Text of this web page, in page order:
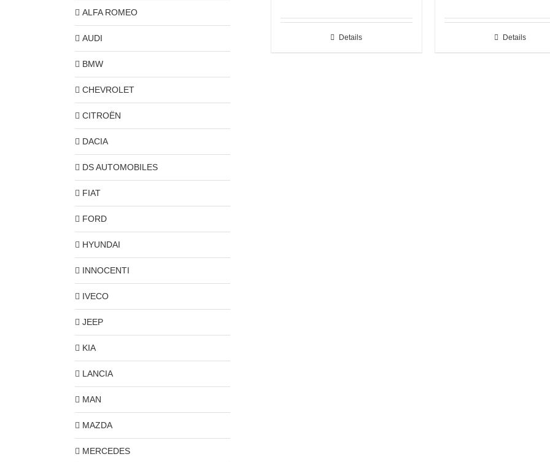
Details Details
ALFA ROMEO
AUDI
BMW
CHEVROLET
CITROËN
DACIA
DS AUTOMOBILES
FIAT
FORD
HYUNDAI
INNOCENTI
IVECO
JEEP
KIA
LANCIA
MAN
MAZDA
MERCEDES